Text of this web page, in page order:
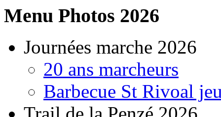
Menu Photos 2026
Journées marche 2026
20 ans marcheurs
Barbecue St Rivoal